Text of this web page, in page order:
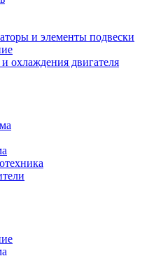
и элементы подвески
охлаждения двигателя